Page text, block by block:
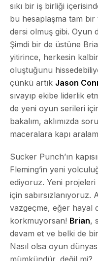
sıkı bir iş birliği
bu hesaplaşma tam bir
dersi olmuş gibi. Oyun
Şimdi bir de üstüne
yitirince, herkesin
oluştuğunu
çünkü artık Jason
sıvayıp ekibe liderlik
de yeni oyun serileri
bakalım, aklımızda
maceralara kapı
Sucker Punch’ın
Fleming’in yeni
ediyoruz. Yeni
için sabırsızlanıyoruz.
vazgeçme, eğer hayal
korkmuyorsan! Brian,
devam et ve belki de
Nasıl olsa oyun
mümkündür, değil mi?